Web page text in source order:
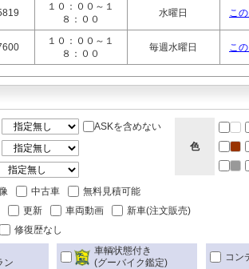
１０：００～１
８：００
水曜日 こ
１０：００～１
８：００
毎週水曜日 こ
ASKを含めない
色
中古車
無料見積可能
更新 車両動画
新車(注文販売)
修復歴なし
ン
車輌状態付き
(グーバイク鑑定)
コン